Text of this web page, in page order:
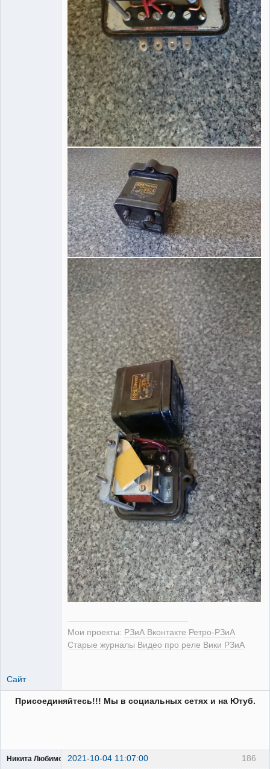
Мои проекты: РЗиА Вконтакте Ретро-РЗиА
Старые журналы Видео про реле Вики РЗиА
Сайт
Присоединяйтесь!!! Мы в социальных сетях и на Ютуб.
186
Никита Любимов 2021-10-04 11:07:00